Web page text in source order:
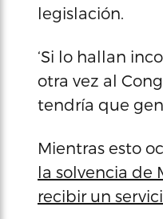
legislación.
‘Si lo hallan
otra vez al
tendría que
Mientras esto
la solvencia de
recibir un